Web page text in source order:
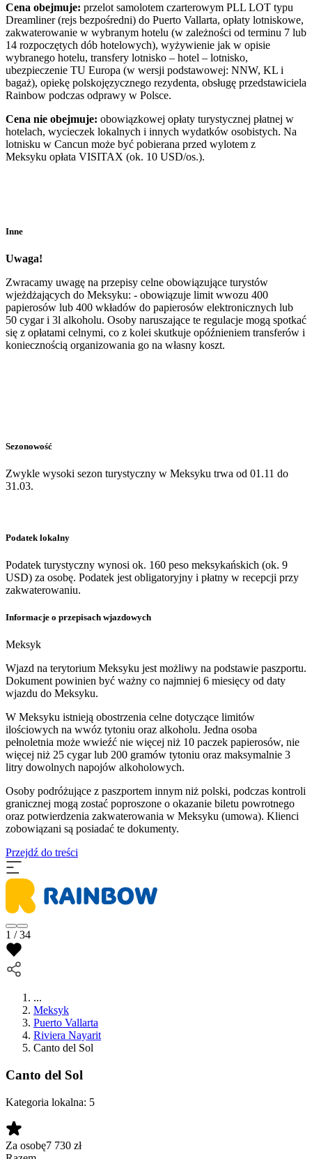
Cena obejmuje: przelot samolotem czarterowym PLL LOT typu
Dreamliner (rejs bezpośredni) do Puerto Vallarta, opłaty lotniskowe,
zakwaterowanie w wybranym hotelu (w zależności od terminu 7 lub
14 rozpoczętych dób hotelowych), wyżywienie jak w opisie
wybranego hotelu, transfery lotnisko – hotel – lotnisko,
ubezpieczenie TU Europa (w wersji podstawowej: NNW, KL i
bagaż), opiekę polskojęzycznego rezydenta, obsługę przedstawiciela
Rainbow podczas odprawy w Polsce.
Cena nie obejmuje: obowiązkowej opłaty turystycznej płatnej w
hotelach, wycieczek lokalnych i innych wydatków osobistych. Na
lotnisku w Cancun może być pobierana przed wylotem z
Meksyku opłata VISITAX (ok. 10 USD/os.).
Inne
Uwaga!
Zwracamy uwagę na przepisy celne obowiązujące turystów
wjeżdżających do Meksyku: - obowiązuje limit wwozu 400
papierosów lub 400 wkładów do papierosów elektronicznych lub
50 cygar i 3l alkoholu. Osoby naruszające te regulacje mogą spotkać
się z opłatami celnymi, co z kolei skutkuje opóźnieniem transferów i
koniecznością organizowania go na własny koszt.
Sezonowość
Zwykle wysoki sezon turystyczny w Meksyku trwa od 01.11 do
31.03.
Podatek lokalny
Podatek turystyczny wynosi ok. 160 peso meksykańskich (ok. 9
USD) za osobę. Podatek jest obligatoryjny i płatny w recepcji przy
zakwaterowaniu.
Informacje o przepisach wjazdowych
Meksyk
Wjazd na terytorium Meksyku jest możliwy na podstawie paszportu.
Dokument powinien być ważny co najmniej 6 miesięcy od daty
wjazdu do Meksyku.
W Meksyku istnieją obostrzenia celne dotyczące limitów
ilościowych na wwóz tytoniu oraz alkoholu. Jedna osoba
pełnoletnia może wwieźć nie więcej niż 10 paczek papierosów, nie
więcej niż 25 cygar lub 200 gramów tytoniu oraz maksymalnie 3
litry dowolnych napojów alkoholowych.
Osoby podróżujące z paszportem innym niż polski, podczas kontroli
granicznej mogą zostać poproszone o okazanie biletu powrotnego
oraz potwierdzenia zakwaterowania w Meksyku (umowa). Klienci
zobowiązani są posiadać te dokumenty.
Przejdź do treści
1 / 34
...
Meksyk
Puerto Vallarta
Riviera Nayarit
Canto del Sol
Canto del Sol
Kategoria lokalna: 5
Za osobę7 730 zł